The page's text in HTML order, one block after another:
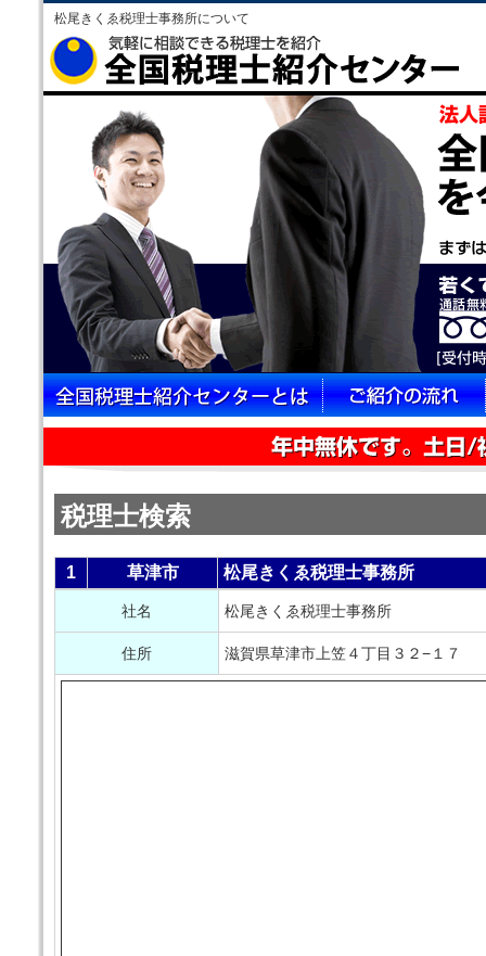
松尾きくゑ税理士事務所について
税理士検索
1 草津市 松尾きくゑ税理士事務所
社名 松尾きくゑ税理士事務所
住所 滋賀県草津市上笠４丁目３２−１７